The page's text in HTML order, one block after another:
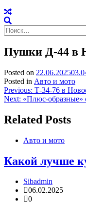
Найти:
Пушки Д-44 в
Posted on 22.06.2025
Posted in Авто и мото
Навигация
по
записям
Previous: Т-34-76 в
Next: «Плюс-образные»
Related Posts
Авто и мото
Какой лучше
Sibadmin
06.02.2025
0